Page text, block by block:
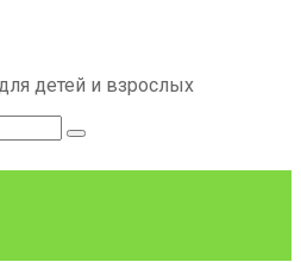
детей и взрослых